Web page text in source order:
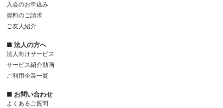
入会のお申込み
資料のご請求
ご友人紹介
■ 法人の方へ
法人向けサービス
サービス紹介動画
ご利用企業一覧
■ お問い合わせ
よくあるご質問